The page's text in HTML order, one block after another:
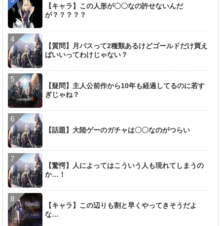
【キャラ】この人形が〇〇なの許せないんだ
が？？？？？
【質問】月パスって2種類あるけどゴールドだけ買え
ばいいってわけじゃない？
【疑問】主人公前作から10年も経過してるのに若す
ぎじゃね？
【話題】大陸ゲーのガチャは〇〇なのがつらい
【驚愕】人によってはこういう人も現れてしまうの
か…！
【キャラ】この辺りも割と早くやってきそうだよ
な…